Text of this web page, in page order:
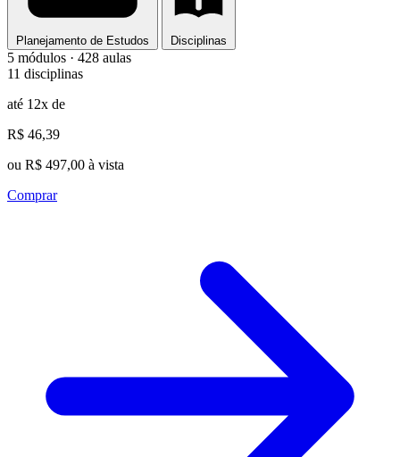
Planejamento de Estudos Disciplinas
5 módulos · 428 aulas
11 disciplinas
até 12x de
R$ 46,39
ou R$ 497,00 à vista
Comprar